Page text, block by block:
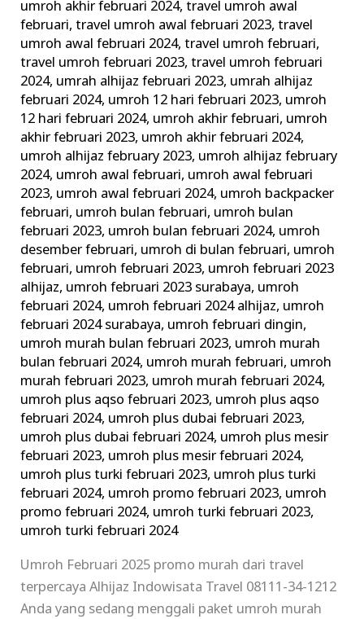
umroh akhir februari 2024,travel umroh awal
februari,travel umroh awal februari 2023,travel
umroh awal februari 2024,travel umroh februari,
travel umroh februari 2023,travel umroh februari
2024, umrah alhijaz februari 2023, umrah alhijaz
februari 2024, umroh 12 hari februari 2023, umroh
12 hari februari 2024, umroh akhir februari, umroh
akhir februari 2023, umroh akhir februari 2024,
umroh alhijaz february 2023, umroh alhijaz february
2024, umroh awal februari, umroh awal februari
2023, umroh awal februari 2024, umroh backpacker
februari, umroh bulan februari, umroh bulan
februari 2023, umroh bulan februari 2024, umroh
desember februari, umroh di bulan februari, umroh
februari, umroh februari 2023, umroh februari 2023
alhijaz, umroh februari 2023 surabaya, umroh
februari 2024, umroh februari 2024 alhijaz, umroh
februari 2024 surabaya, umroh februari dingin,
umroh murah bulan februari 2023, umroh murah
bulan februari 2024, umroh murah februari, umroh
murah februari 2023, umroh murah februari 2024,
umroh plus aqso februari 2023, umroh plus aqso
februari 2024, umroh plus dubai februari 2023,
umroh plus dubai februari 2024, umroh plus mesir
februari 2023, umroh plus mesir februari 2024,
umroh plus turki februari 2023, umroh plus turki
februari 2024, umroh promo februari 2023, umroh
promo februari 2024, umroh turki februari 2023,
umroh turki februari 2024
Umroh Februari 2025 promo murah dari travel
terpercaya Alhijaz Indowisata Travel 08111-34-1212
Anda yang sedang menggali paket umroh murah